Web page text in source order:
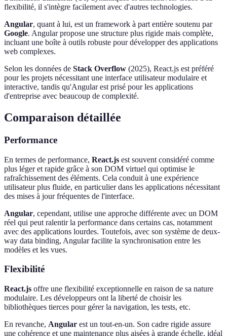
flexibilité, il s'intègre facilement avec d'autres technologies.
Angular, quant à lui, est un framework à part entière soutenu par
Google. Angular propose une structure plus rigide mais complète,
incluant une boîte à outils robuste pour développer des applications
web complexes.
Selon les données de Stack Overflow (2025), React.js est préféré
pour les projets nécessitant une interface utilisateur modulaire et
interactive, tandis qu'Angular est prisé pour les applications
d'entreprise avec beaucoup de complexité.
Comparaison détaillée
Performance
En termes de performance, React.js est souvent considéré comme
plus léger et rapide grâce à son DOM virtuel qui optimise le
rafraîchissement des éléments. Cela conduit à une expérience
utilisateur plus fluide, en particulier dans les applications nécessitant
des mises à jour fréquentes de l'interface.
Angular, cependant, utilise une approche différente avec un DOM
réel qui peut ralentir la performance dans certains cas, notamment
avec des applications lourdes. Toutefois, avec son système de deux-
way data binding, Angular facilite la synchronisation entre les
modèles et les vues.
Flexibilité
React.js offre une flexibilité exceptionnelle en raison de sa nature
modulaire. Les développeurs ont la liberté de choisir les
bibliothèques tierces pour gérer la navigation, les tests, etc.
En revanche, Angular est un tout-en-un. Son cadre rigide assure
une cohérence et une maintenance plus aisées à grande échelle, idéal